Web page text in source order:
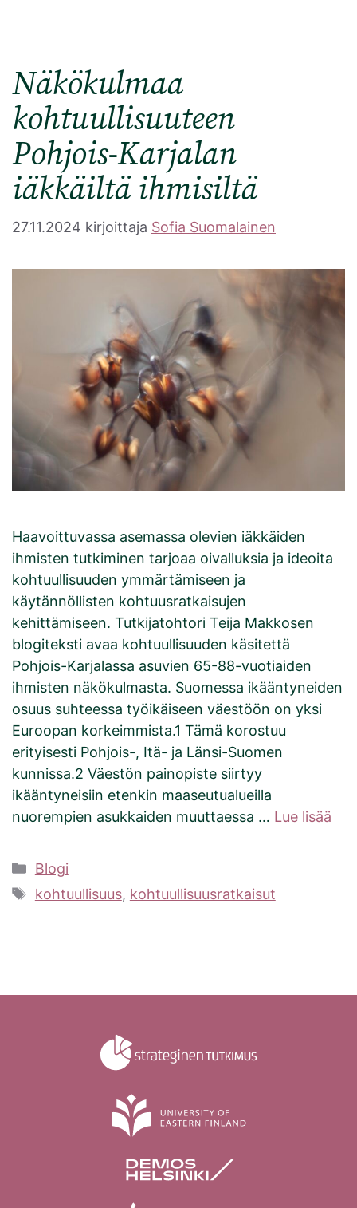
Näkökulmaa
kohtuullisuuteen
Pohjois-Karjalan
iäkkäiltä ihmisiltä
27.11.2024 kirjoittaja Sofia Suomalainen
Haavoittuvassa asemassa olevien iäkkäiden
ihmisten tutkiminen tarjoaa oivalluksia ja ideoita
kohtuullisuuden ymmärtämiseen ja
käytännöllisten kohtuusratkaisujen
kehittämiseen. Tutkijatohtori Teija Makkosen
blogiteksti avaa kohtuullisuuden käsitettä
Pohjois-Karjalassa asuvien 65-88-vuotiaiden
ihmisten näkökulmasta. Suomessa ikääntyneiden
osuus suhteessa työikäiseen väestöön on yksi
Euroopan korkeimmista.1 Tämä korostuu
erityisesti Pohjois-, Itä- ja Länsi-Suomen
kunnissa.2 Väestön painopiste siirtyy
ikääntyneisiin etenkin maaseutualueilla
nuorempien asukkaiden muuttaessa … Lue lisää
Kategoriat
Blogi
Avainsanat
kohtuullisuus, kohtuullisuusratkaisut